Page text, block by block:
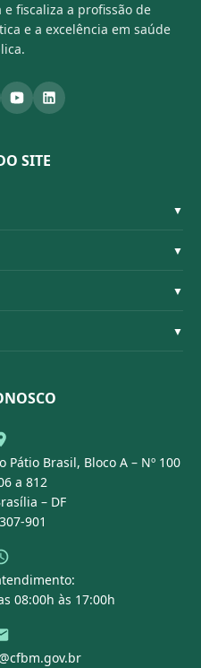
fiscaliza a profissão de
e a excelência em saúde
SITE
▼
▼
▼
▼
Pátio Brasil, Bloco A – Nº 100
a 812
– DF
901
08:00h às 17:00h